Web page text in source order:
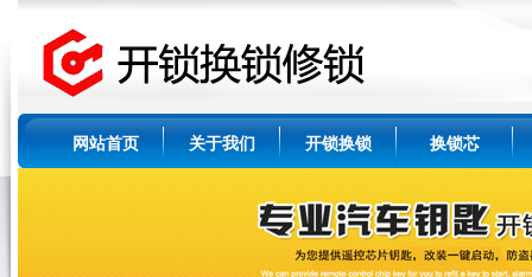
网站首页 关于我们 开锁换锁 换锁芯